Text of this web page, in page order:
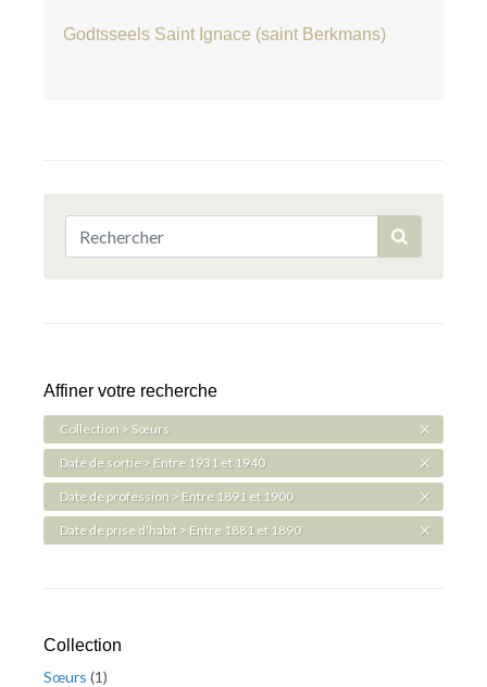
Godtsseels Saint Ignace (saint Berkmans)
Affiner votre recherche
Collection > Sœurs
Date de sortie > Entre 1931 et 1940
Date de profession > Entre 1891 et 1900
Date de prise d'habit > Entre 1881 et 1890
Collection
Sœurs (1)